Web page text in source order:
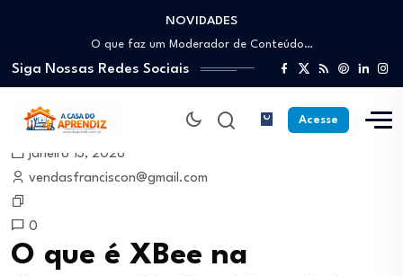
NOVIDADES
Como trabalhar como Estoquista: O guia para…
O que faz um Moderador de Conteúdo…
Como ser um Afiliado de Sucesso trabalhando…
Como dar Aulas Particulares Online e viver…
Profissão Instalador Solar: Como entrar no mercado…
Como trabalhar como Estoquista: O guia para…
O que faz um Moderador de Conteúdo…
Como ser um Afiliado de Sucesso trabalhando…
Siga Nossas Redes Sociais
Acesse
janeiro 13, 2026
vendasfranciscon@gmail.com
0
O que é XBee na